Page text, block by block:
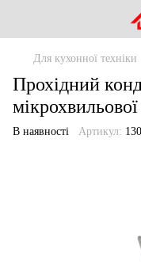
Для кухонної техніки
Прохідний
В наявності Артикул: